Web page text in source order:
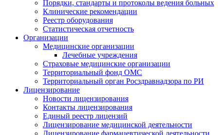
Порядки, стандарты и протоколы ведения больных
Клинические рекомендации
Реестр оборудования
Статистическая отчетность
Организации
Медицинские организации
Лечебные учреждения
Страховые медицинские организации
Территориальный фонд ОМС
Территориальный орган Росздравнадзора по РИ
Лицензирование
Новости лицензирования
Контакты лицензирования
Единый реестр лицензий
Лицензирование медицинской деятельности
Лицензирование фармацевтической деятельности